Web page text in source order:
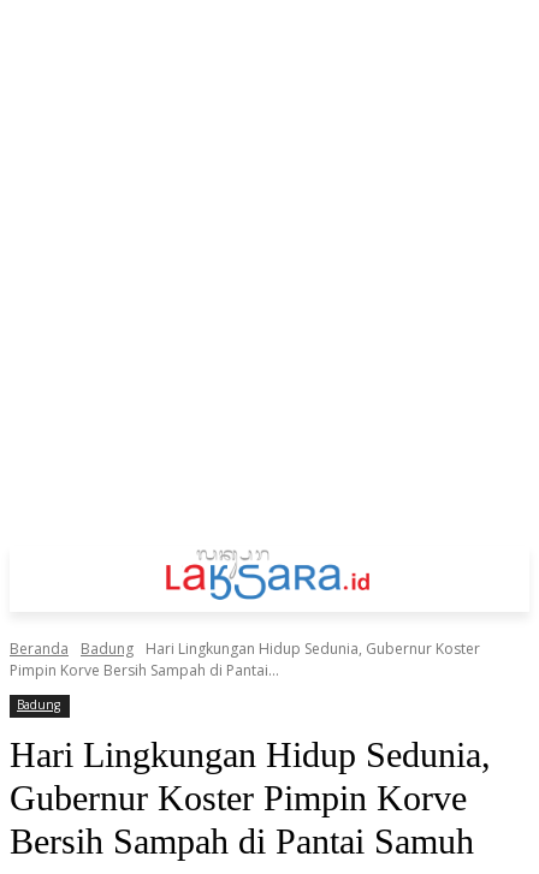
Beranda Badung
Hari Lingkungan Hidup Sedunia, Gubernur Koster
Pimpin Korve Bersih Sampah di Pantai...
Badung
Hari Lingkungan Hidup Sedunia,
Gubernur Koster Pimpin Korve
Bersih Sampah di Pantai Samuh